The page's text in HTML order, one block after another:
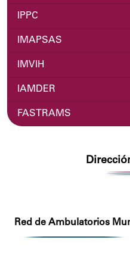
IPPC
IMAPSAS
IMVIH
IAMDER
FASTRAMS
Red de Ambulatorios